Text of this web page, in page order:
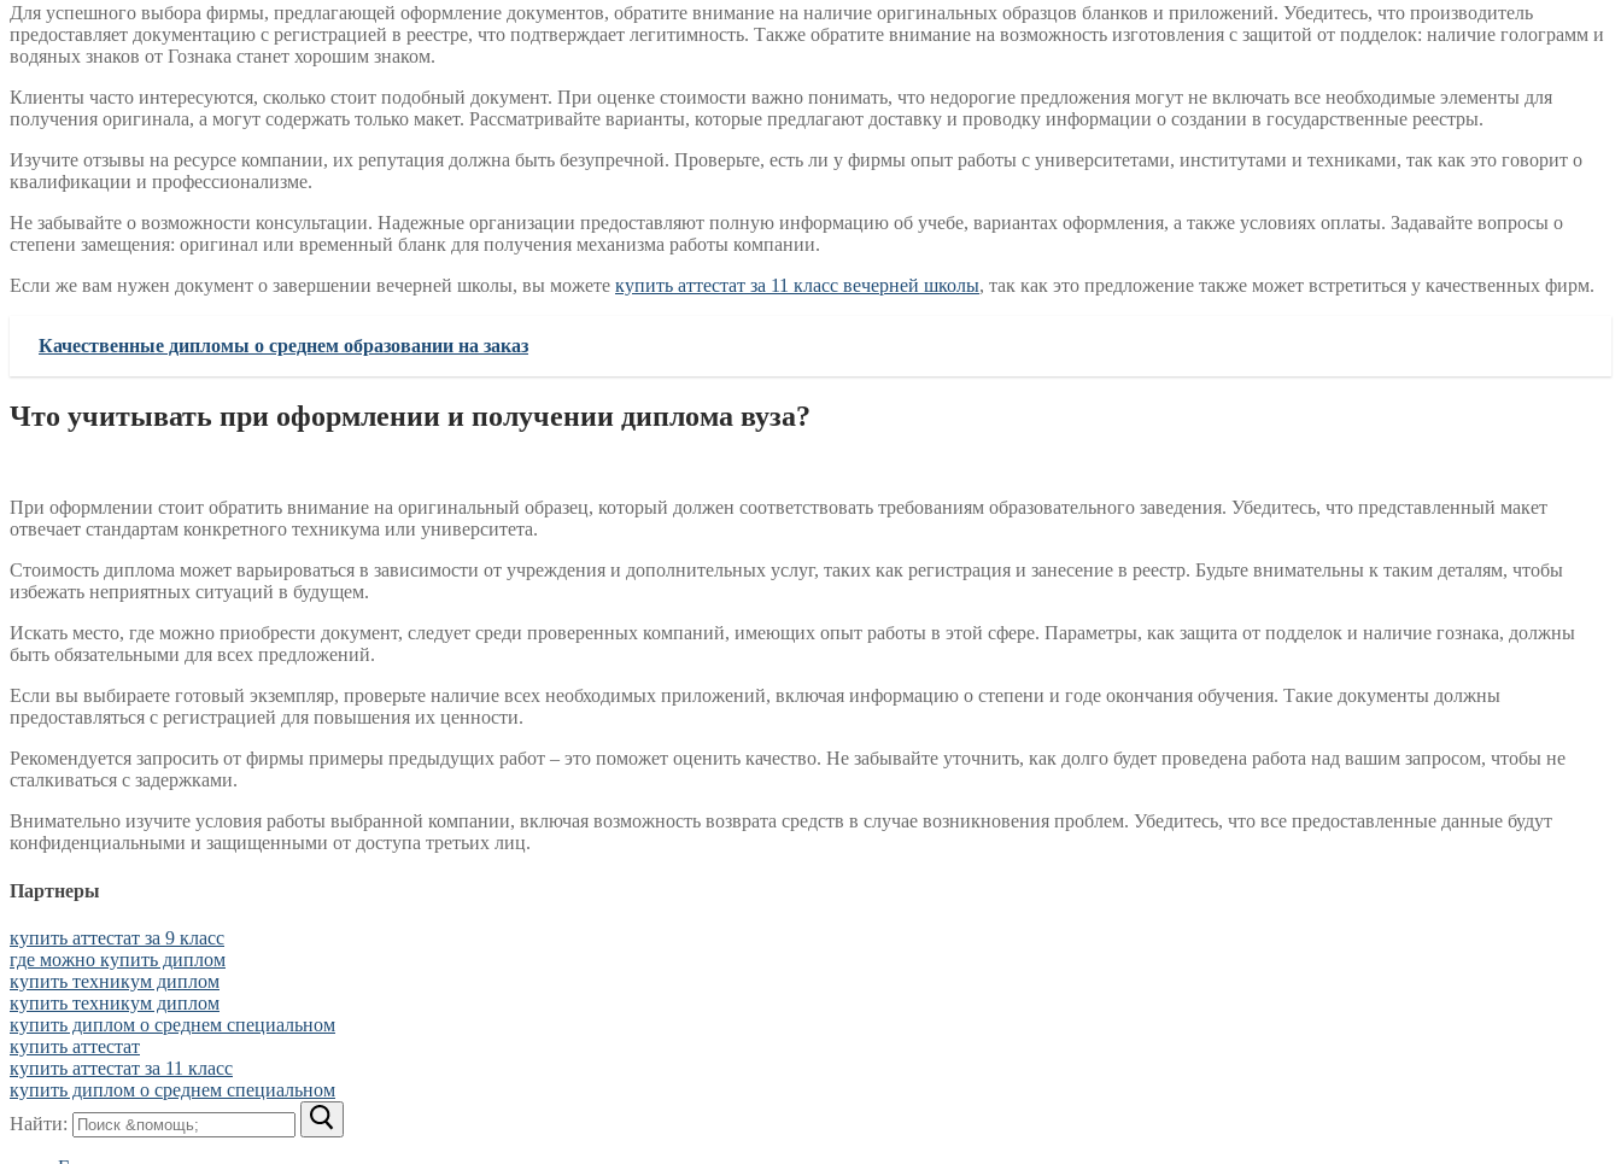
Для успешного выбора фирмы, предлагающей оформление документов, обратите внимание на наличие оригинальных образцов бланков и приложений. Убедитесь, что производитель
предоставляет документацию с регистрацией в реестре, что подтверждает легитимность. Также обратите внимание на возможность изготовления с защитой от подделок: наличие голограмм и
водяных знаков от Гознака станет хорошим знаком.
Клиенты часто интересуются, сколько стоит подобный документ. При оценке стоимости важно понимать, что недорогие предложения могут не включать все необходимые элементы для
получения оригинала, а могут содержать только макет. Рассматривайте варианты, которые предлагают доставку и проводку информации о создании в государственные реестры.
Изучите отзывы на ресурсе компании, их репутация должна быть безупречной. Проверьте, есть ли у фирмы опыт работы с университетами, институтами и техниками, так как это говорит о
квалификации и профессионализме.
Не забывайте о возможности консультации. Надежные организации предоставляют полную информацию об учебе, вариантах оформления, а также условиях оплаты. Задавайте вопросы о
степени замещения: оригинал или временный бланк для получения механизма работы компании.
Если же вам нужен документ о завершении вечерней школы, вы можете купить аттестат за 11 класс вечерней школы, так как это предложение также может встретиться у качественных фирм.
Качественные дипломы о среднем образовании на заказ
Что учитывать при оформлении и получении диплома вуза?
При оформлении стоит обратить внимание на оригинальный образец, который должен соответствовать требованиям образовательного заведения. Убедитесь, что представленный макет
отвечает стандартам конкретного техникума или университета.
Стоимость диплома может варьироваться в зависимости от учреждения и дополнительных услуг, таких как регистрация и занесение в реестр. Будьте внимательны к таким деталям, чтобы
избежать неприятных ситуаций в будущем.
Искать место, где можно приобрести документ, следует среди проверенных компаний, имеющих опыт работы в этой сфере. Параметры, как защита от подделок и наличие гознака, должны
быть обязательными для всех предложений.
Если вы выбираете готовый экземпляр, проверьте наличие всех необходимых приложений, включая информацию о степени и годе окончания обучения. Такие документы должны
предоставляться с регистрацией для повышения их ценности.
Рекомендуется запросить от фирмы примеры предыдущих работ – это поможет оценить качество. Не забывайте уточнить, как долго будет проведена работа над вашим запросом, чтобы не
сталкиваться с задержками.
Внимательно изучите условия работы выбранной компании, включая возможность возврата средств в случае возникновения проблем. Убедитесь, что все предоставленные данные будут
конфиденциальными и защищенными от доступа третьих лиц.
Партнеры
купить аттестат за 9 класс
где можно купить диплом
купить техникум диплом
купить техникум диплом
купить диплом о среднем специальном
купить аттестат
купить аттестат за 11 класс
купить диплом о среднем специальном
Найти: